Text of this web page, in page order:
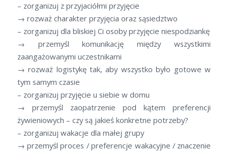
– zorganizuj z przyjaciółmi przyjęcie
→ rozważ charakter przyjęcia oraz sąsiedztwo
– zorganizuj dla bliskiej Ci osoby przyjęcie niespodziankę
→ przemyśl komunikację między wszystkimi
zaangażowanymi uczestnikami
→ rozważ logistykę tak, aby wszystko było gotowe w
tym samym czasie
– zorganizuj przyjęcie u siebie w domu
→ przemyśl zaopatrzenie pod kątem preferencji
żywieniowych – czy są jakieś konkretne potrzeby?
– zorganizuj wakacje dla małej grupy
→ przemyśl proces / preferencje wakacyjne / znaczenie